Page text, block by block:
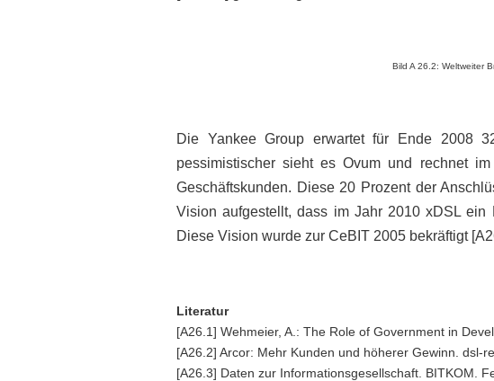
Bild A 26.2: Weltweiter
Die Yankee Group erwartet für Ende 2008
pessimistischer sieht es Ovum und rechnet
Geschäftskunden. Diese 20 Prozent der
Vision aufgestellt, dass im Jahr 2010 xDSL
Diese Vision wurde zur CeBIT 2005 bekräftigt
Literatur
[A26.1] Wehmeier, A.: The Role of Government in
[A26.2] Arcor: Mehr Kunden und höherer Gewinn. dsl-
[A26.3] Daten zur Informationsgesellschaft. BITKOM.